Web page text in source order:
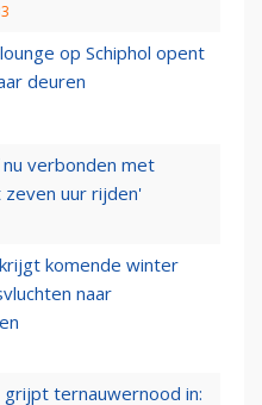
op Schiphol opent
deuren
verbonden met
uur rijden'
komende winter
naar
grijpt ternauwernood in: